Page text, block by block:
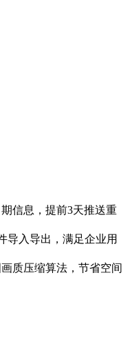
信息，提前3天推送重
导入导出，满足企业用
质压缩算法，节省空间